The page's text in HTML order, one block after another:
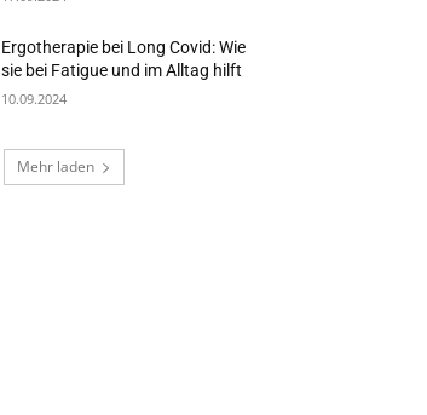
Ergotherapie bei Long Covid: Wie
sie bei Fatigue und im Alltag hilft
10.09.2024
Mehr laden